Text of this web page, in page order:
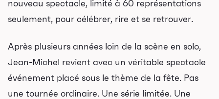
nouveau spectacle, limité à 60 représentations
seulement, pour célébrer, rire et se retrouver.
Après plusieurs années loin de la scène en solo,
Jean-Michel revient avec un véritable spectacle
événement placé sous le thème de la fête. Pas
une tournée ordinaire. Une série limitée. Une